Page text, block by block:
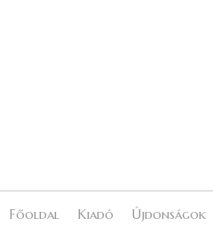
Főoldal Kiadó Újdonságok